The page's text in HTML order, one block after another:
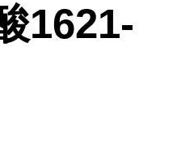
1621-